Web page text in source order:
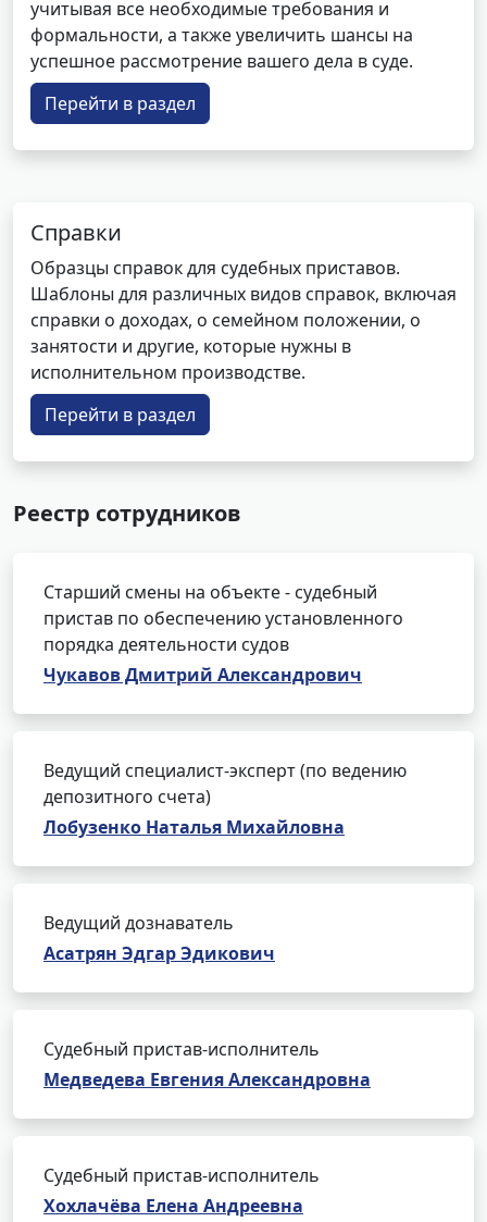
учитывая все необходимые требования и
формальности, а также увеличить шансы на
успешное рассмотрение вашего дела в суде.
Перейти в раздел
Справки
Образцы справок для судебных приставов.
Шаблоны для различных видов справок, включая
справки о доходах, о семейном положении, о
занятости и другие, которые нужны в
исполнительном производстве.
Перейти в раздел
Реестр сотрудников
Старший смены на объекте - судебный
пристав по обеспечению установленного
порядка деятельности судов
Чукавов Дмитрий Александрович
Ведущий специалист-эксперт (по ведению
депозитного счета)
Лобузенко Наталья Михайловна
Ведущий дознаватель
Асатрян Эдгар Эдикович
Судебный пристав-исполнитель
Медведева Евгения Александровна
Судебный пристав-исполнитель
Хохлачёва Елена Андреевна